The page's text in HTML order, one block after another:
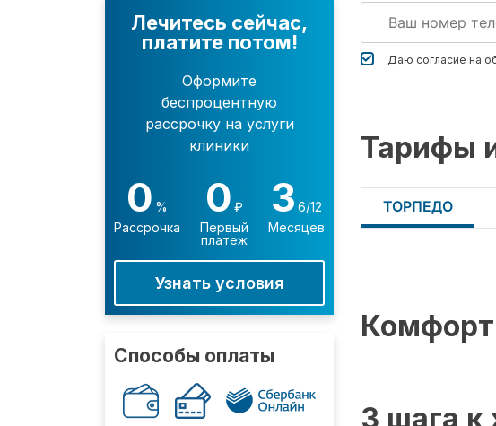
Лечитесь сейчас,
платите потом!
Оформите
беспроцентную
рассрочку на услуги
клиники
0 %
Рассрочка
0 ₽
Первый
платеж
3 6/12
Месяцев
Узнать условия
Способы оплаты
Даю согласие на
Тарифы
ТОРПЕДО
3 шага к